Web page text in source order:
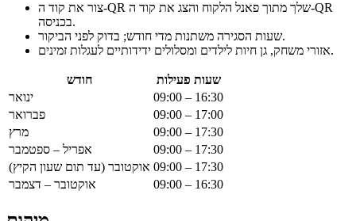
צור את קוד ה-QR שלך מתוך פאנל הלקוח והצג את קוד ה-QR
בכניסה.
שעות הסגירה משתנות מדי חודש; בדוק לפני הביקור.
אזורי משחק, גן חיות לילדים ומסלולים ידידותיים לעגלות זמינים.
חודש
שעות פעילות
ינואר
09:00 – 16:30
פברואר
09:00 – 17:00
מרץ
09:00 – 17:30
אפריל – ספטמבר
09:00 – 17:30
אוקטובר (עד תום שעון הקיץ) 09:00 – 17:30
אוקטובר – דצמבר
09:00 – 16:30